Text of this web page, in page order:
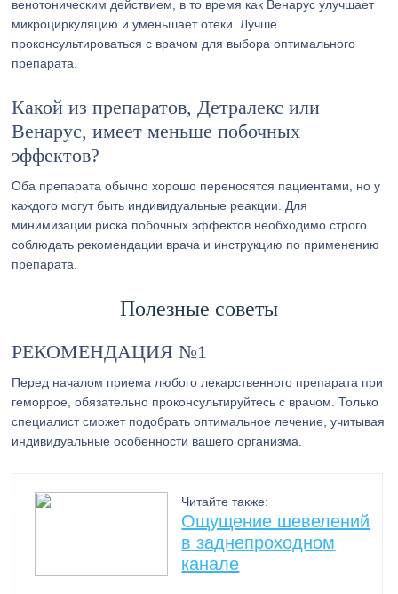
венотоническим действием, в то время как Венарус улучшает
микроциркуляцию и уменьшает отеки. Лучше
проконсультироваться с врачом для выбора оптимального
препарата.
Какой из препаратов, Детралекс или
Венарус, имеет меньше побочных
эффектов?
Оба препарата обычно хорошо переносятся пациентами, но у
каждого могут быть индивидуальные реакции. Для
минимизации риска побочных эффектов необходимо строго
соблюдать рекомендации врача и инструкцию по применению
препарата.
Полезные советы
РЕКОМЕНДАЦИЯ №1
Перед началом приема любого лекарственного препарата при
геморрое, обязательно проконсультируйтесь с врачом. Только
специалист сможет подобрать оптимальное лечение, учитывая
индивидуальные особенности вашего организма.
Читайте также:
Ощущение шевелений
в заднепроходном
канале